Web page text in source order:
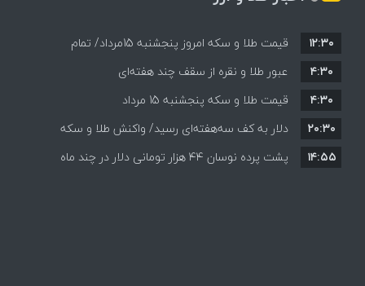
قیمت طلا و سکه امروز پنجشنبه 15مرداد/ تمام
قیمت ها بر مدار افزایش + جدول
۱۲:۳۰
عبور طلا و نقره از سقف چند هفته‌ای
۴:۳۰
قیمت طلا و سکه پنجشنبه 15 مرداد
۴:۳۰
دلار به کف سه‌هفته‌ای رسید/ واکنش طلا و سکه
به بازگشایی تنگه هرمز
۲۰:۳۰
پشت پرده نوسان ۴۴ هزار تومانی دلار در چند ماه
۱۴:۵۵